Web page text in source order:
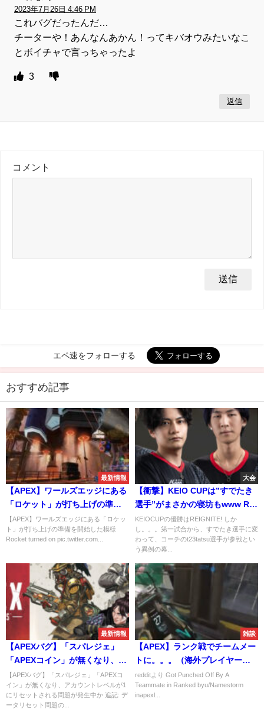
2023年7月26日 4:46 PM
これバグだったんだ…
チーターや！あんなんあかん！ってキバオウみたいなこ
とボイチャで言っちゃったよ
3
返信
コメント
エペ速をフォローする
おすすめ記事
最新情報
【APEX】ワールズエッジにある
「ロケット」が打ち上げの準備
を開始した模様
【APEX】ワールズエッジにある「ロケッ
ト」が打ち上げの準備を開始した模様
Rocket turned on pic.twitter.com...
大会
【衝撃】KEIO CUPは”すでたき
選手”がまさかの寝坊もwww RIG
が優勝！
KEIOCUPの優勝はREIGNITE! しか
し。。。第一試合から、すでたき選手に変
わって、コーチのt23tatsu選手が参戦とい
う異例の幕...
最新情報
【APEXバグ】「スパレジェ」
「APEXコイン」が無くなり、ア
カウントレベルが1にリセットさ
れる問題が発生中か
【APEXバグ】「スパレジェ」「APEXコ
イン」が無くなり、アカウントレベルが1
にリセットされる問題が発生中か 追記: デ
ータリセット問題の...
雑談
【APEX】ランク戦でチームメー
トに。。。（海外プレイヤーさ
ん）
redditより Got Punched Off By A
Teammate in Ranked byu/Namestorm
inapexl...